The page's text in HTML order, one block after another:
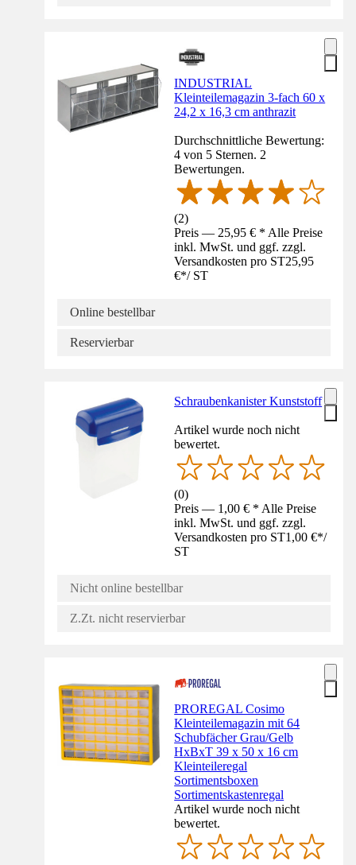
INDUSTRIAL
Kleinteilemagazin 3-fach 60 x
24,2 x 16,3 cm anthrazit
Durchschnittliche Bewertung:
4 von 5 Sternen. 2
Bewertungen.
(2)
Preis — 25,95 € * Alle Preise
inkl. MwSt. und ggf. zzgl.
Versandkosten pro ST25,95
€*/ ST
Online bestellbar
Reservierbar
Schraubenkanister Kunststoff
Artikel wurde noch nicht
bewertet.
(0)
Preis — 1,00 € * Alle Preise
inkl. MwSt. und ggf. zzgl.
Versandkosten pro ST1,00 €*/
ST
Nicht online bestellbar
Z.Zt. nicht reservierbar
PROREGAL Cosimo
Kleinteilemagazin mit 64
Schubfächer Grau/Gelb
HxBxT 39 x 50 x 16 cm
Kleinteileregal
Sortimentsboxen
Sortimentskastenregal
Artikel wurde noch nicht
bewertet.